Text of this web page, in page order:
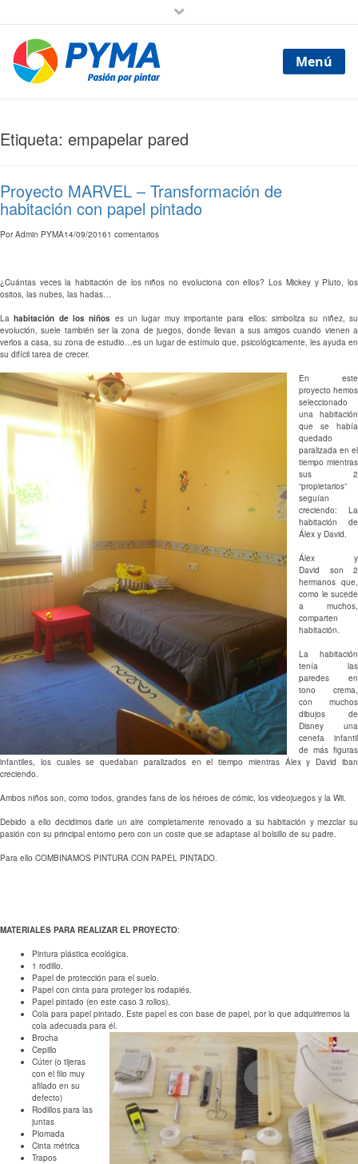
Menú
Etiqueta: empapelar pared
Proyecto MARVEL – Transformación de
habitación con papel pintado
PorAdmin PYMA14/09/20161 comentarios
¿Cuántas veces la habitación de los niños no evoluciona con ellos? Los Mickey y Pluto, los
ositos, las nubes, las hadas…
Lahabitación de los niños es un lugar muy importante para ellos: simboliza su niñez, su
evolución, suele también ser la zona de juegos, donde llevan a sus amigos cuando vienen a
verlos a casa, su zona de estudio…es un lugar de estímulo que, psicológicamente, les ayuda en
su difícil tarea de crecer.
En este
proyecto hemos
seleccionado
una habitación
que se había
quedado
paralizada en el
tiempo mientras
sus 2
“propietarios”
seguían
creciendo: La
habitación de
Álex y David.
Álex y
David son 2
hermanos que,
como le sucede
a muchos,
comparten
habitación.
La habitación
tenía las
paredes en
tono crema,
con muchos
dibujos de
Disney una
cenefa infantil
de más figuras
infantiles, los cuales se quedaban paralizados en el tiempo mientras Álex y David iban
creciendo.
Ambos niños son, como todos, grandes fans de los héroes de cómic, los videojuegos y la Wii.
Debido a ello decidimos darle un aire completamente renovado a su habitación y mezclar su
pasión con su principal entorno pero con un coste que se adaptase al bolsillo de su padre.
Para ello COMBINAMOS PINTURA CON PAPEL PINTADO.
MATERIALES PARA REALIZAR EL PROYECTO:
Pintura plástica ecológica.
1 rodillo.
Papel de protección para el suelo.
Papel con cinta para proteger los rodapiés.
Papel pintado (en este caso 3 rollos).
Cola para papel pintado. Este papel es con base de papel, por lo que adquiriremos la
cola adecuada para él.
Brocha
Cepillo
Cúter (o tijeras
con el filo muy
afilado en su
defecto)
Rodillos para las
juntas
Plomada
Cinta métrica
Trapos